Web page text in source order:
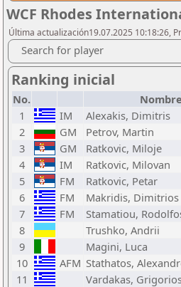
WCF Rhodes
Última actualización19.07.2025 10:18:26,
Search for player
Ranking inicial
No. Nombre
1
IM Alexakis, Dimitris
2
GM Petrov, Martin
3
GM Ratkovic, Miloje
4
IM Ratkovic, Milovan
5
FM Ratkovic, Petar
6
FM Makridis, Dimitrios
7
FM Stamatiou,
8
Trushko, Andrii
9
Magini, Luca
10
AFM Stathatos,
11
Vardakas,